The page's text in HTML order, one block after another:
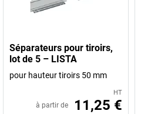
Séparateurs pour tiroirs,
lot de 5 – LISTA
pour hauteur tiroirs 50 mm
HT
à partir de 11,25 €